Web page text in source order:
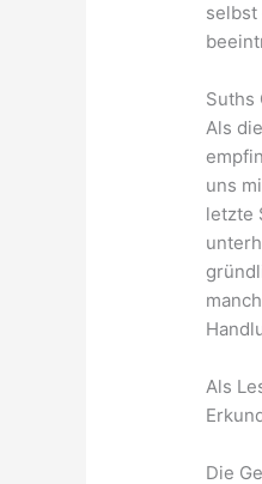
Suths
Als
uns
letzte
Als
Die